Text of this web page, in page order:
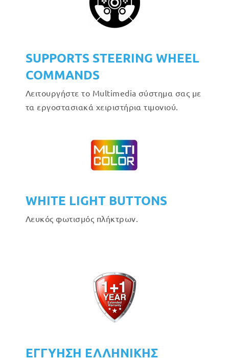
SUPPORTS STEERING WHEEL
COMMANDS
Λειτουργήστε το Multimedia σύστημα σας με
τα εργοστασιακά χειριστήρια τιμονιού.
WHITE LIGHT BUTTONS
Λευκός φωτισμός πλήκτρων.
ΕΓΓΥΗΣΗ ΕΛΛΗΝΙΚΗΣ